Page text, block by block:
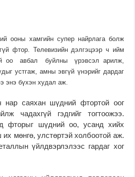
ооны хамгийн супер найрлага болж
фтор. Телевизийн дэлгэцээр ч ийм
оо авбал буйлны үрэвсэл арилж,
устгаж, амны эвгүй үнэрийг дардаг
энэ бүхэн худал аж.
саяхан шүдний фтортой оог
чадахгүй гэдгийг тогтоожээ.
фторыг шүдний оо, усанд хийх
мөнгө, улстөртэй холбоотой аж.
үйлдвэрлэлээс гардаг хог